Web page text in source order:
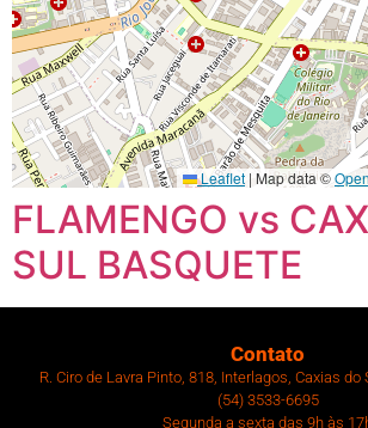
Leaflet | Map data ©
FLAMENGO vs
SUL BASQUETE
Contato
R. Ciro de Lavra Pinto, 818, Interlagos, Caxias do
(54) 3533-6695
Segunda a sexta das 9h às